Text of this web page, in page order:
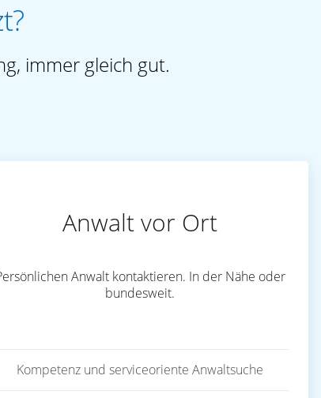
immer gleich gut.
Anwalt vor Ort
Anwalt kontaktieren. In der Nähe oder
bundesweit.
Kompetenz und serviceoriente Anwaltsuche